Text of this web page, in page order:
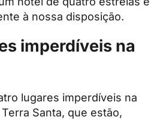
à nossa disposição.
imperdíveis na
lugares imperdíveis na
Santa, que estão,